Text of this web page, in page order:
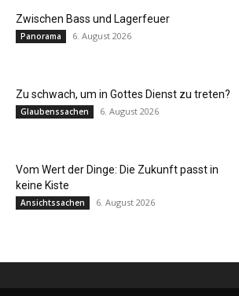
Zwischen Bass und Lagerfeuer
Panorama 6. August 2026
Zu schwach, um in Gottes Dienst zu treten?
Glaubenssachen 6. August 2026
Vom Wert der Dinge: Die Zukunft passt in
keine Kiste
Ansichtssachen 6. August 2026